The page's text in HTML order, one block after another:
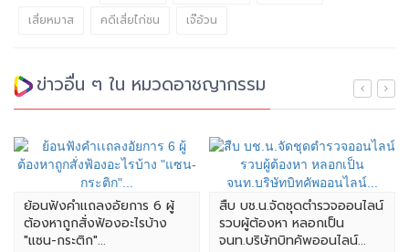
เสี่ยหมาส
คดีเสี่ยไก่ชน เจ๊อ้วน
ข่าวอื่น ๆ ใน หมวดอาชญากรรม
ย้อนฟังคำเเถลงอัยการ 6 ผู้
ต้องหาถูกสั่งฟ้องอะไรบ้าง
"แซน-กระติก"...
สืบ บช.น.จัดชุดตำรวจออนไลน์
รวบผู้ต้องหา หลอกเป็น
จนท.บริษัทบิทคัพออนไลน์...